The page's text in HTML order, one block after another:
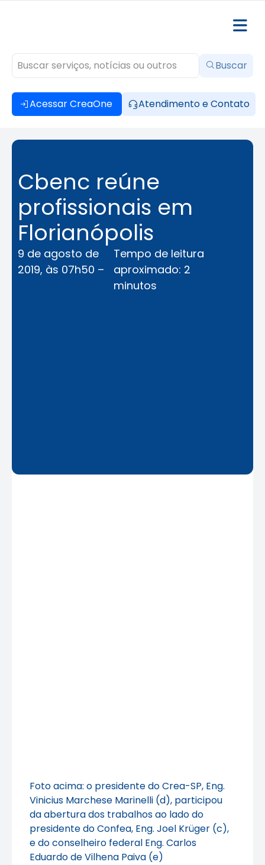
Acessar CreaOne Atendimento e Contato
Buscar
Cbenc reúne
profissionais em
Florianópolis
9 de agosto de
2019, às 07h50 –
Tempo de leitura
aproximado: 2
minutos
Foto acima: o presidente do Crea-SP, Eng.
Vinicius Marchese Marinelli (d), participou
da abertura dos trabalhos ao lado do
presidente do Confea, Eng. Joel Krüger (c),
e do conselheiro federal Eng. Carlos
Eduardo de Vilhena Paiva (e)